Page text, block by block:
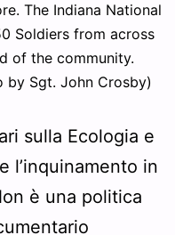
The Indiana National
Soldiers from across
of the community.
by Sgt. John Crosby)
sulla Ecologia e
l’inquinamento in
è una politica